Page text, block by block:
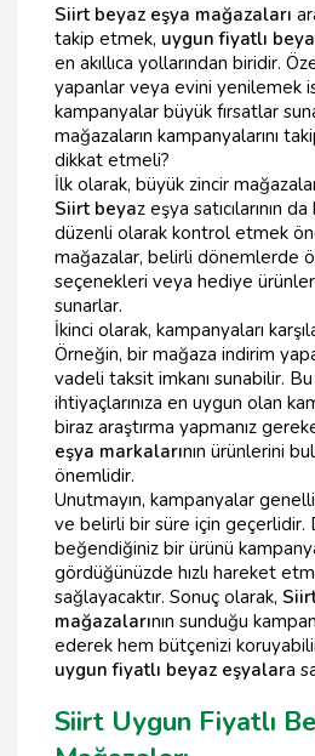
Siirt beyaz eşya mağazaları
takip etmek, uygun fiyatlı
en akıllıca yollarından biridir.
yapanlar veya evini yenilemek
kampanyalar büyük fırsatlar
mağazaların kampanyalarını
dikkat etmeli?
İlk olarak, büyük zincir
Siirt beyaz eşya satıcılarının
düzenli olarak kontrol etmek
mağazalar, belirli dönemlerde
seçenekleri veya hediye
sunarlar.
İkinci olarak, kampanyaları
Örneğin, bir mağaza indirim
vadeli taksit imkanı sunabilir.
ihtiyaçlarınıza en uygun olan
biraz araştırma yapmanız
eşya markalarının ürünlerini
önemlidir.
Unutmayın, kampanyalar
ve belirli bir süre için geçerlidir.
beğendiğiniz bir ürünü
gördüğünüzde hızlı hareket
sağlayacaktır. Sonuç olarak,
mağazalarının sunduğu
ederek hem bütçenizi
uygun fiyatlı beyaz eşyalara
Siirt Uygun Fiyatlı